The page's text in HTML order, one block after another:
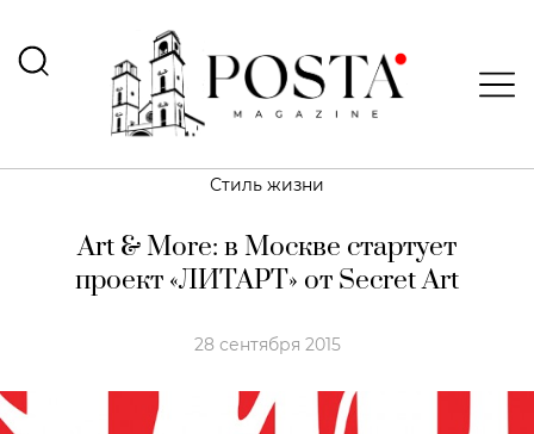
Стиль жизни
Art & More: в Москве стартует
проект «ЛИТАРТ» от Secret Art
28 сентября 2015